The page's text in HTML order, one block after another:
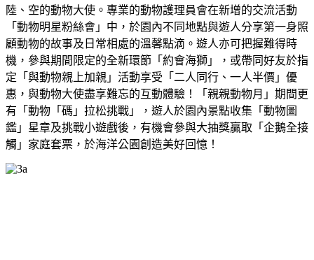
陸、空的動物大使。專業的動物護理員會在新增的交流活動
「動物明星粉絲會」中，於園內不同地點與遊人分享第一身照
顧動物的故事及日常相處的溫馨點滴。遊人亦可把握難得時
機，參與期間限定的全新環節「約會海獅」，或帶同好友於指
定「與動物親上加親」活動享受「二人同行、一人半價」優
惠，與動物大使盡享難忘的互動體驗！「親親動物月」期間更
有「動物「碼」拉松挑戰」，遊人於園內景點收集「動物圖
鑑」星章及挑戰小遊戲後，有機會參與大抽獎贏取「企鵝全接
觸」家庭套票，於海洋公園創造美好回憶！